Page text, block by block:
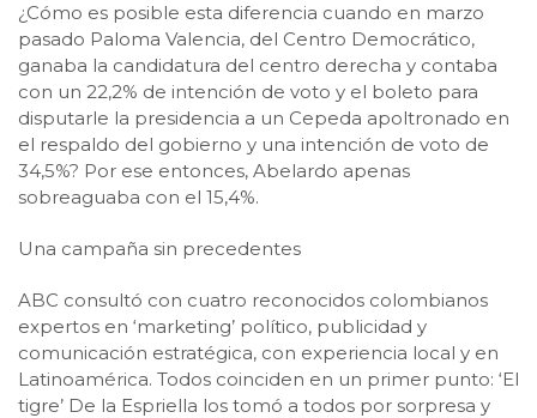
¿Cómo es posible esta diferencia cuando en marzo
pasado Paloma Valencia, del Centro Democrático,
ganaba la candidatura del centro derecha y contaba
con un 22,2% de intención de voto y el boleto para
disputarle la presidencia a un Cepeda apoltronado en
el respaldo del gobierno y una intención de voto de
34,5%? Por ese entonces, Abelardo apenas
sobreaguaba con el 15,4%.
Una campaña sin precedentes
ABC consultó con cuatro reconocidos colombianos
expertos en ‘marketing’ político, publicidad y
comunicación estratégica, con experiencia local y en
Latinoamérica. Todos coinciden en un primer punto: ‘El
tigre’ De la Espriella los tomó a todos por sorpresa y